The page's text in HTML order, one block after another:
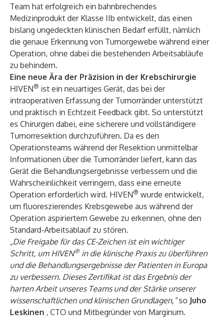
Team hat erfolgreich ein bahnbrechendes
Medizinprodukt der Klasse IIb entwickelt, das einen
bislang ungedeckten klinischen Bedarf erfüllt, nämlich
die genaue Erkennung von Tumorgewebe während einer
Operation, ohne dabei die bestehenden Arbeitsabläufe
zu behindern.
Eine neue Ära der Präzision in der Krebschirurgie
HIVEN® ist ein neuartiges Gerät, das bei der
intraoperativen Erfassung der Tumorränder unterstützt
und praktisch in Echtzeit Feedback gibt. So unterstützt
es Chirurgen dabei, eine sicherere und vollständigere
Tumorresektion durchzuführen. Da es den
Operationsteams während der Resektion unmittelbar
Informationen über die Tumorränder liefert, kann das
Gerät die Behandlungsergebnisse verbessern und die
Wahrscheinlichkeit verringern, dass eine erneute
Operation erforderlich wird. HIVEN® wurde entwickelt,
um fluoreszierendes Krebsgewebe aus während der
Operation aspiriertem Gewebe zu erkennen, ohne den
Standard-Arbeitsablauf zu stören.
„Die Freigabe für das CE-Zeichen ist ein wichtiger
Schritt, um HIVEN®in die klinische Praxis zu überführen
und die Behandlungsergebnisse der Patienten in Europa
zu verbessern. Dieses Zertifikat ist das Ergebnis der
harten Arbeit unseres Teams und der Stärke unserer
wissenschaftlichen und klinischen Grundlagen,“so Juho
Leskinen , CTO und Mitbegründer von Marginum.